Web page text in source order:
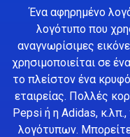
Ένα αφηρημένο
λογότυπο που
αναγνωρίσιμες
χρησιμοποιείται σε
το πλείστον ένα
εταιρείας. Πολλές
Pepsi ή η Adidas,
λογότυπων.